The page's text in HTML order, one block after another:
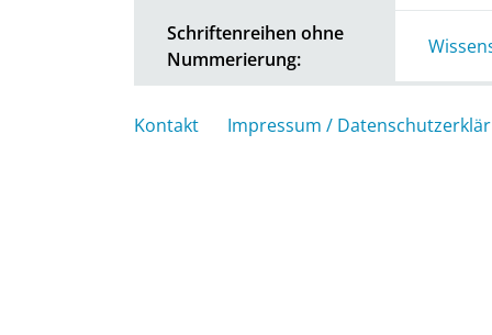
Schriftenreihen ohne
Nummerierung:
Kontakt Impressum /